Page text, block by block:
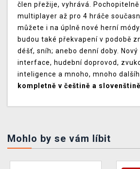
člen přežije, vyhrává.
multiplayer až pro 4 hráče
můžete i na úplně nové herní
budou také překvapení v podobě
déšť, sníh; anebo denní doby. Nový
interface, hudební doprovod,
inteligence a mnoho, mnoho
kompletně v češtině a
Mohlo by se vám líbit